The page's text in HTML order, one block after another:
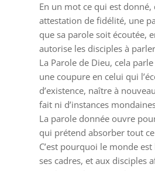
En un mot ce qui est donné,
attestation de fidélité, une
que sa parole soit écoutée,
autorise les disciples à
La Parole de Dieu, cela
une coupure en celui qui
d’existence, naître à
fait ni d’instances
La parole donnée ouvre
qui prétend absorber tout
C’est pourquoi le monde
ses cadres, et aux disciples